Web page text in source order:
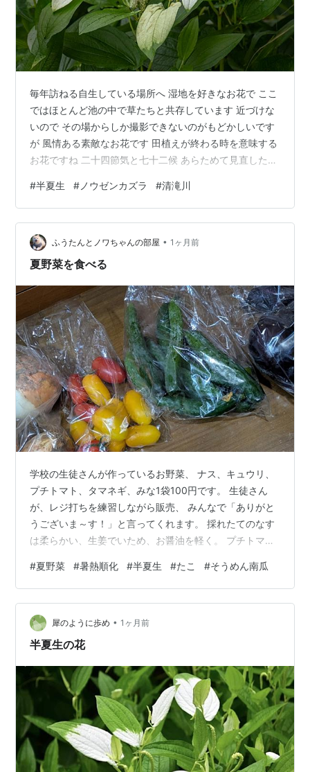
毎年訪ねる自生している場所へ 湿地を好きなお花で ここ
ではほとんど池の中で草たちと共存しています 近づけな
いので その場からしか撮影できないのがもどかしいです
が 風情ある素敵なお花です 田植えが終わる時を意味する
お花ですね 二十四節気と七十二候 あらためて見直したい
ョウと聞いて 「半化粧」 かと 色が変わるところが半分
化粧をしているのかと思ったりしていました 懐かしいで
すね・・・ ここは清滝川清流 すごい量の山からの水がゴ
ーゴーと流れています 人も少なく夏場の穴場かもしれま
せん 音だけで涼しくなりそうです
#半夏生 # ノウゼンカズラ #清滝川
ふうたんとノワちゃんの部屋 • 1ヶ月前
夏野菜を食べる
学校の生徒さんが作っているお野菜、 ナス、キュウリ、
プチトマト、タマネギ、みな1袋100円です。 生徒さん
が、レジ打ちを練習しながら販売、 みんなで「ありがと
うございま～す！」と言ってくれます。 採れたてのなす
は柔らかい、生姜でいため、お醤油を軽く。 プチトマト
半夏生のたこも並びました。 夏野菜カレー 『有働由美子
の健康案内人』による暑い夏をのりきる暑熱順化レシピ
です。 夏におススメな食材 ①夏野菜 ②豚肉 ③カレー
ルー ということで、 高校生が作ったナス、友達にもらっ
たトウモロコシ、 おくら、ズッキーニ、インゲンを入れ
#夏野菜 #暑熱順化 #半夏生 #たこ #そうめん南瓜
犀のように歩め • 1ヶ月前
半夏生の花